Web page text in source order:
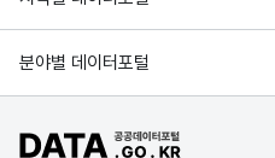
국가정보자원관리원
경기데이터드림
D-데이터허브
분야별 데이터포털
기상자료개방포털
국토교통부 공간정보오픈플랫폼
환경부 환경데이터포털
공공데이터포털 바로가기